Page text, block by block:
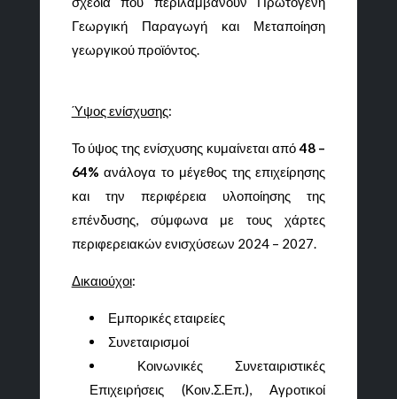
Γεωργική Παραγωγή και Μεταποίηση
γεωργικού προϊόντος.
Ύψος ενίσχυσης:
Το ύψος της ενίσχυσης κυμαίνεται από48 –
64% ανάλογα το μέγεθος της επιχείρησης
και την περιφέρεια υλοποίησης της
επένδυσης, σύμφωνα με τους χάρτες
περιφερειακών ενισχύσεων 2024 – 2027.
Δικαιούχοι:
Εμπορικές εταιρείες
Συνεταιρισμοί
Κοινωνικές Συνεταιριστικές
Επιχειρήσεις (Κοιν.Σ.Επ.), Αγροτικοί